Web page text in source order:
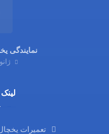
نمایندگی
ژانویه
تعمیرات